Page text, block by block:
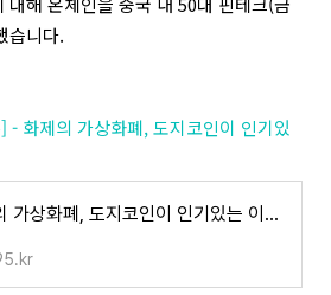
습니다.
화제의 가상화폐, 도지코인이 인기있
화제의 가상화폐, 도지코인이 인기있는 이유와 전망